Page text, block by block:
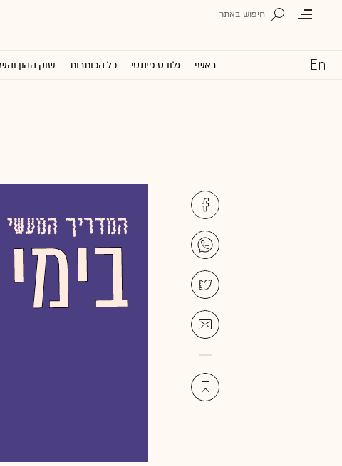
ראשי גלובס פיננסי כל הכותרות שוק ההון